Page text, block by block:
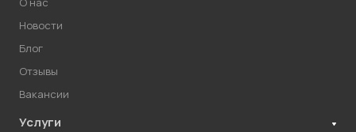
Новости
Блог
Отзывы
Вакансии
Услуги